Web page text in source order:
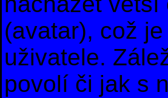
(avatar), což
uživatele.
povolí či jak s